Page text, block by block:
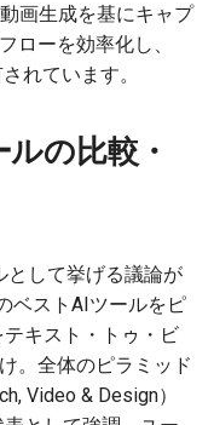
06-08
06-07
06-06
06-04
06-03
06-02
11-23
11-22
11-21
11-19
11-18
11-17
06-08
06-07
06-06
06-04
06-03
06-02
11-23
11-22
11-21
11-19
11-18
11-17
06-05
06-04
06-03
06-01
05-31
05-30
11-23
11-22
11-21
11-19
11-18
11-17
06-08
06-07
06-06
06-04
06-03
06-02
06-02
06-01
05-31
画生成を基にキャプ
ローを効率化し、
れています。
の比較・
として挙げる議論が
ベストAIツールをピ
キスト・トゥ・ビ
。全体のピラミッド
Video & Design）